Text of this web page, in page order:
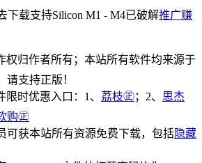
下载支持Silicon M1 - M4已破解推广赚
权归作者所有；本站所有软件均来源于
请支持正版！
时优惠入口：1、 荔枝㊣；2、 思杰
购㊣
可获本站所有资源免费下载，包括隐藏